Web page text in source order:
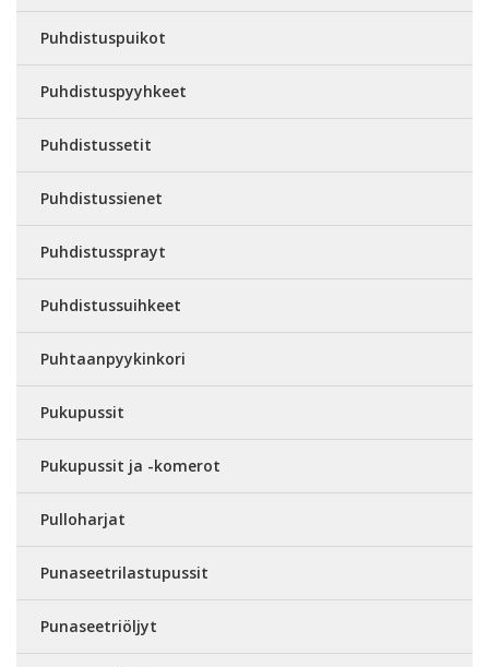
Puhdistuspuikot
Puhdistuspyyhkeet
Puhdistussetit
Puhdistussienet
Puhdistussprayt
Puhdistussuihkeet
Puhtaanpyykinkori
Pukupussit
Pukupussit ja -komerot
Pulloharjat
Punaseetrilastupussit
Punaseetriöljyt